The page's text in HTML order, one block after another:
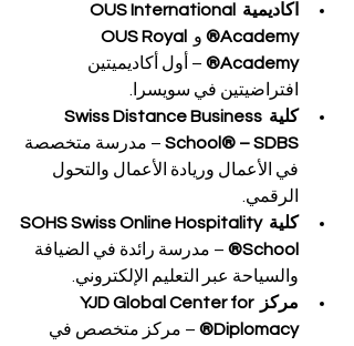
اكاديمية OUS International
Academy®
و
OUS Royal
Academy®
– أول أكاديميتين
افتراضيتين في سويسرا.
كلية Swiss Distance Business
School® – SDBS – مدرسة متخصصة
في الأعمال وريادة الأعمال والتحول
الرقمي.
كلية SOHS Swiss Online Hospitality
School®
– مدرسة رائدة في الضيافة
والسياحة عبر التعليم الإلكتروني.
مركز YJD Global Center for
Diplomacy®
– مركز متخصص في